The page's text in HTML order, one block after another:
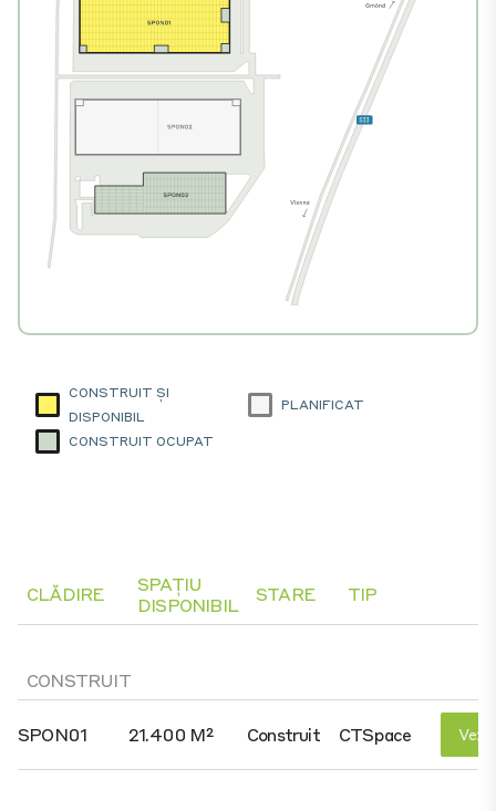
CONSTRUIT ȘI
DISPONIBIL
PLANIFICAT
CONSTRUIT OCUPAT
CLĂDIRE
SPAȚIU
DISPONIBIL
STARE TIP
CONSTRUIT
SPON01 21.400 M² Construit CTSpace Vezi